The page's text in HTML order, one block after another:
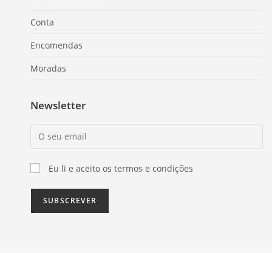
Conta
Encomendas
Moradas
Newsletter
Eu li e aceito os termos e condições